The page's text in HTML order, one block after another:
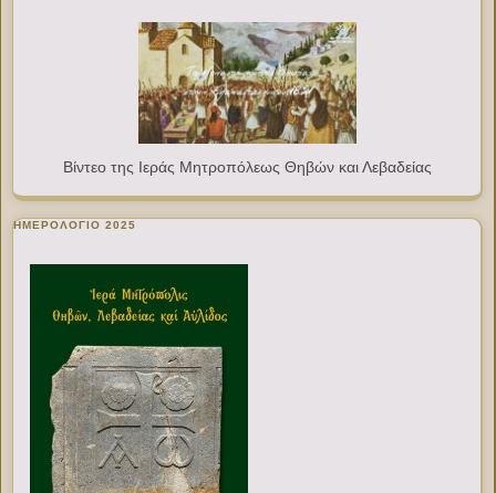
Βίντεο της Ιεράς Μητροπόλεως Θηβών και Λεβαδείας
ΗΜΕΡΟΛΟΓΙΟ 2025